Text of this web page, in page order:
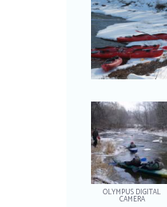
OLYMPUS DIGITAL
CAMERA